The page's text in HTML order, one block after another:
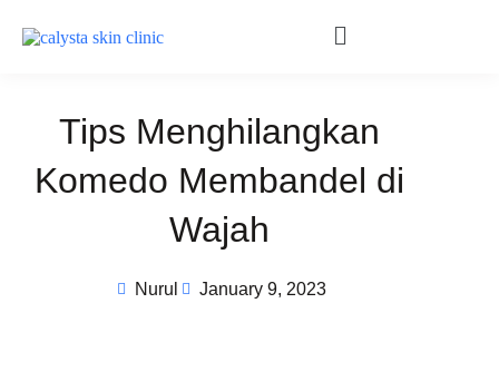
Tips Menghilangkan
Komedo Membandel di
Wajah
Nurul January 9, 2023